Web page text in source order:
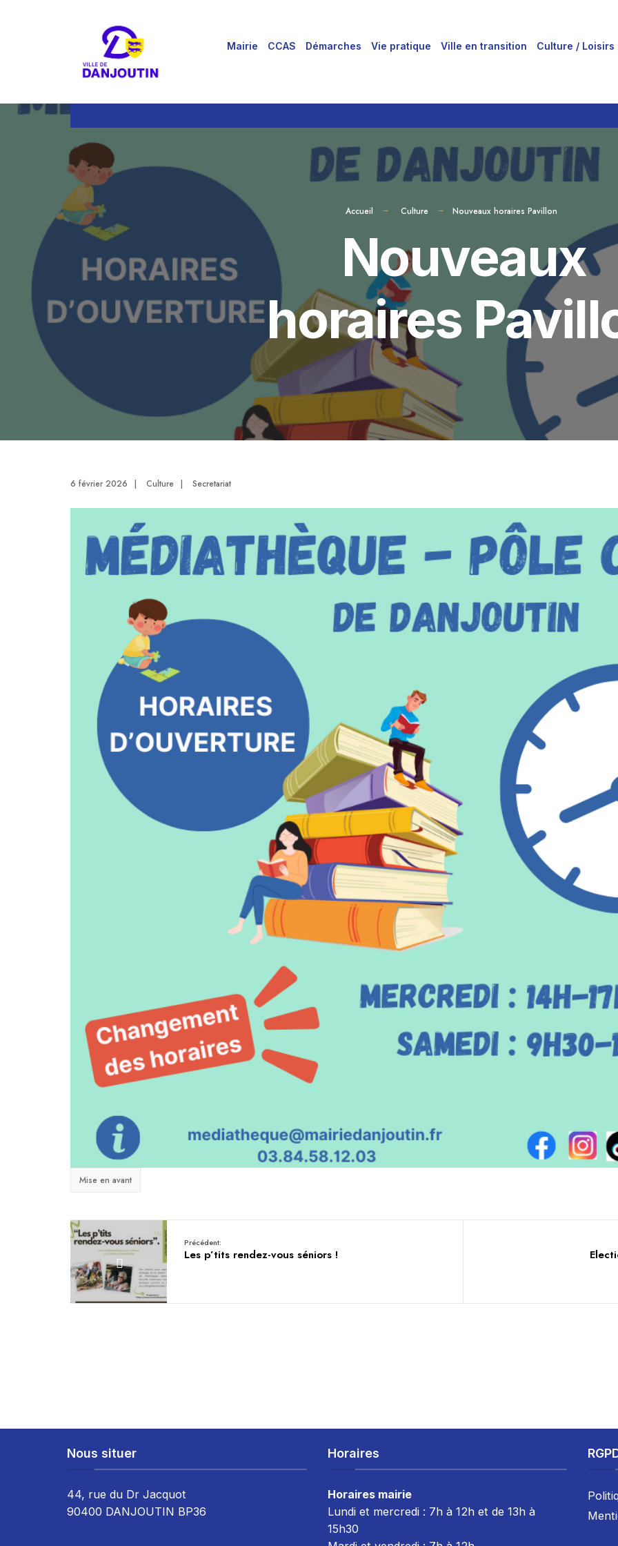
contenu
Mairie CCAS Démarches Vie pratique Ville en transition Culture / Loisirs
Accueil Culture Nouveaux horaires Pavillon
Nouveaux
horaires
6 février 2026 | Culture | Secretariat
Mise en avant
Précédent:
Les p’tits rendez-vous séniors !
Nous situer
44, rue du Dr Jacquot
90400 DANJOUTIN BP36
Horaires
Horaires mairie
Lundi et mercredi : 7h à 12h et de 13h à
15h30